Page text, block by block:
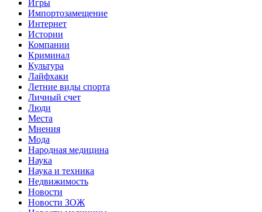
Игры
Импортозамещение
Интернет
Истории
Компании
Криминал
Культура
Лайфхаки
Летние виды спорта
Личный счет
Люди
Места
Мнения
Мода
Народная медицина
Наука
Наука и техника
Недвижимость
Новости
Новости ЗОЖ